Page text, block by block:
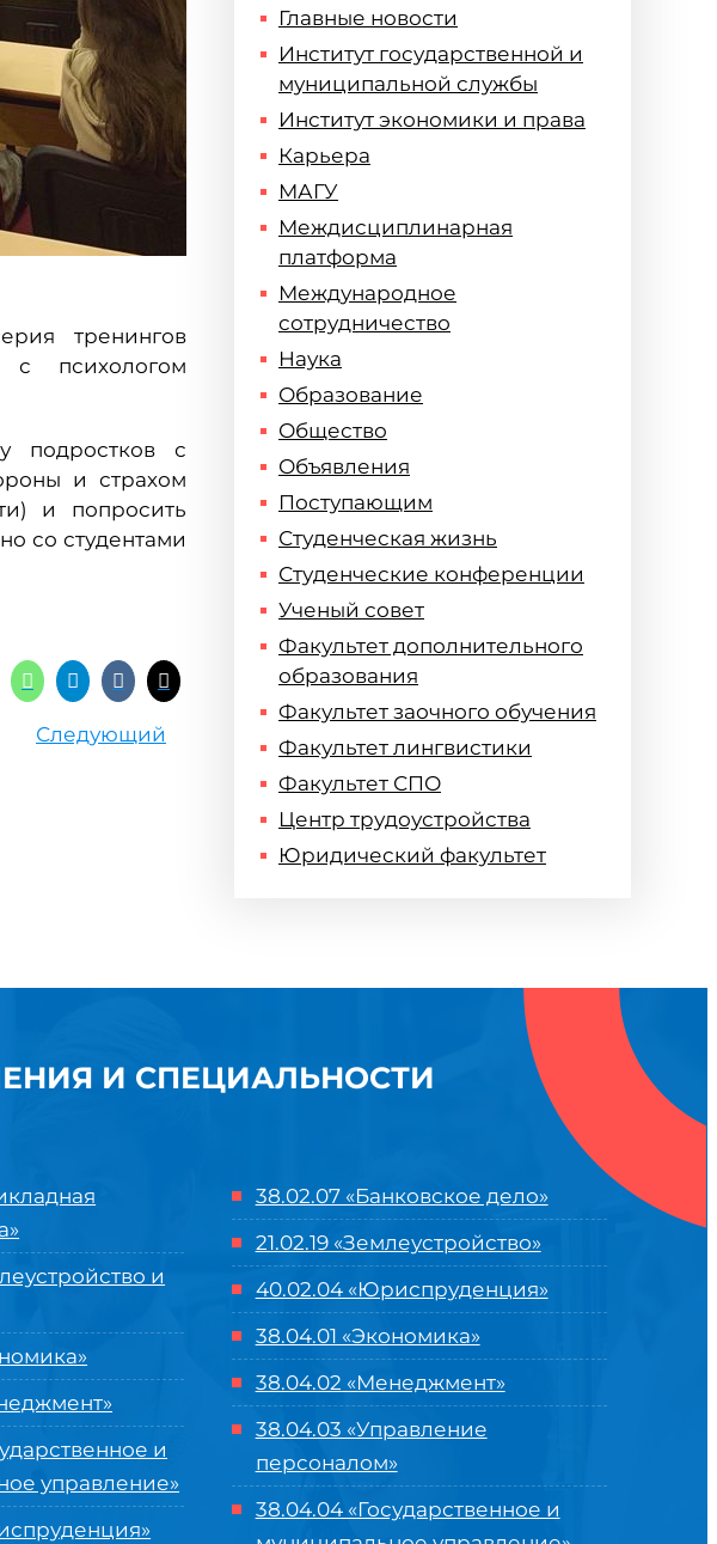
тренингов
с психологом
подростков с
и страхом
и попросить
со студентами
Следующий
Главные новости
Институт государственной и
муниципальной службы
Институт экономики и права
Карьера
МАГУ
Междисциплинарная
платформа
Международное
сотрудничество
Наука
Образование
Общество
Объявления
Поступающим
Студенческая жизнь
Студенческие конференции
Ученый совет
Факультет дополнительного
образования
Факультет заочного обучения
Факультет лингвистики
Факультет СПО
Центр трудоустройства
Юридический факультет
И СПЕЦИАЛЬНОСТИ
и
и
управление»
38.02.07 «Банковское дело»
21.02.19 «Землеустройство»
40.02.04 «Юриспруденция»
38.04.01 «Экономика»
38.04.02 «Менеджмент»
38.04.03 «Управление
персоналом»
38.04.04 «Государственное и